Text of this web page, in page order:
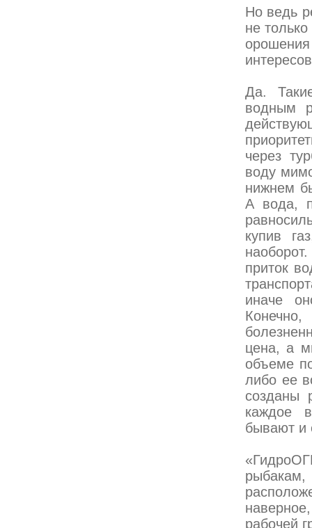
Но ведь
не
Да.
водным
через
воду
нижнем
А вода,
купив
приток
иначе
цена, а
объеме
либо ее
созданы
каждое
бывают и
рыбакам,
рабочей